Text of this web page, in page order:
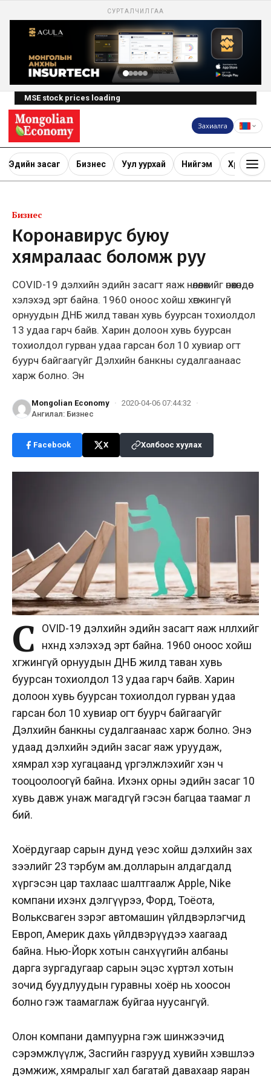
СУРТАЛЧИЛГАА
MSE stock prices loading
Захиалга
Эдийн засаг Бизнес Уул уурхай Нийгэм Хөрөнгө
Бизнес
Коронавирус буюу
хямралаас боломж руу
COVID-19 дэлхийн эдийн засагт яаж нөлөөлөхийг өнөөхөндөө
хэлэхэд эрт байна. 1960 оноос хойш хөгжингүй
орнуудын ДНБ жилд таван хувь буурсан тохиолдол
13 удаа гарч байв. Харин долоон хувь буурсан
тохиолдол гурван удаа гарсан бол 10 хувиар огт
буурч байгаагүйг Дэлхийн банкны судалгаанаас
харж болно. Эн
Mongolian Economy · 2020-04-06 07:44:32
·
Ангилал: Бизнес
Facebook X Холбоос хуулах
C
OVID-19 дэлхийн эдийн засагт яаж нөлөөлөхийг
өнөөхөндөө хэлэхэд эрт байна. 1960 оноос хойш
хөгжингүй орнуудын ДНБ жилд таван хувь
буурсан тохиолдол 13 удаа гарч байв. Харин
долоон хувь буурсан тохиолдол гурван удаа
гарсан бол 10 хувиар огт буурч байгаагүйг
Дэлхийн банкны судалгаанаас харж болно. Энэ
удаад дэлхийн эдийн засаг яаж уруудаж,
хямрал хэр хугацаанд үргэлжлэхийг хэн ч
тооцоолоогүй байна. Ихэнх орны эдийн засаг 10
хувь давж унаж магадгүй гэсэн багцаа таамаг л
бий.
Хоёрдугаар сарын дунд үеэс хойш дэлхийн зах
зээлийг 23 тэрбум ам.долларын алдагдалд
хүргэсэн цар тахлаас шалтгаалж Apple, Nike
компани ихэнх дэлгүүрээ, Форд, Тоёота,
Вольксваген зэрэг автомашин үйлдвэрлэгчид
Европ, Америк дахь үйлдвэрүүдээ хаагаад
байна. Нью-Йорк хотын санхүүгийн албаны
дарга зургадугаар сарын эцэс хүртэл хотын
зочид буудлуудын гуравны хоёр нь хоосон
болно гэж таамаглаж буйгаа нуусангүй.
Олон компани дампуурна гэж шинжээчид
сэрэмжлүүлж, Засгийн газрууд хувийн хэвшлээ
дэмжиж, хямралыг хал багатай давахаар яаран